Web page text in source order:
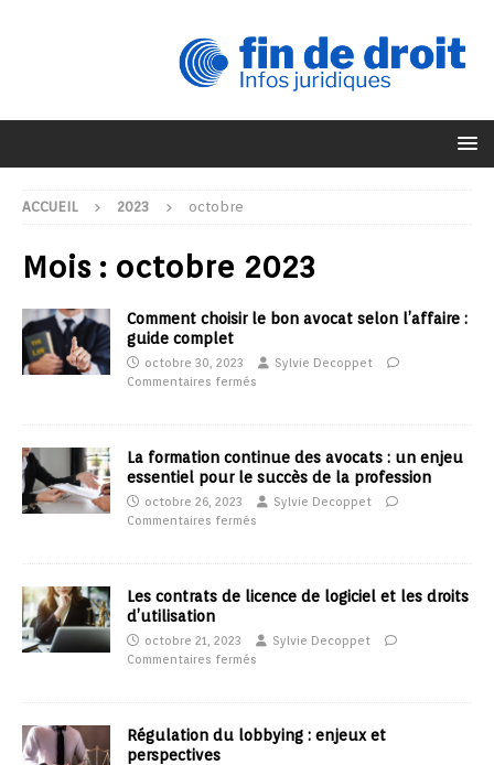
ACCUEIL 2023 octobre
Mois : octobre 2023
Comment choisir le bon avocat selon l’affaire :
guide complet
octobre 30, 2023
Sylvie Decoppet
Commentaires fermés
La formation continue des avocats : un enjeu
essentiel pour le succès de la profession
octobre 26, 2023
Sylvie Decoppet
Commentaires fermés
Les contrats de licence de logiciel et les droits
d’utilisation
octobre 21, 2023
Sylvie Decoppet
Commentaires fermés
Régulation du lobbying : enjeux et
perspectives